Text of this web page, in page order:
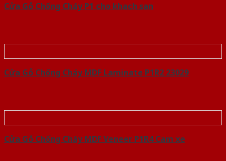
Cửa Gỗ Chống Cháy P1 cho khach san
Cửa Gỗ Chống Cháy MDF Laminate P1R2 23029
Cửa Gỗ Chống Cháy MDF Veneer P1R4 Cam xe